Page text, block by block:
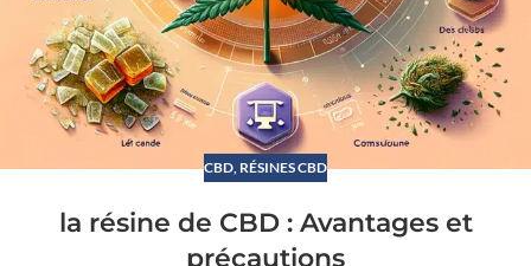
CBD, RÉSINES CBD
la résine de CBD : Avantages et
précautions